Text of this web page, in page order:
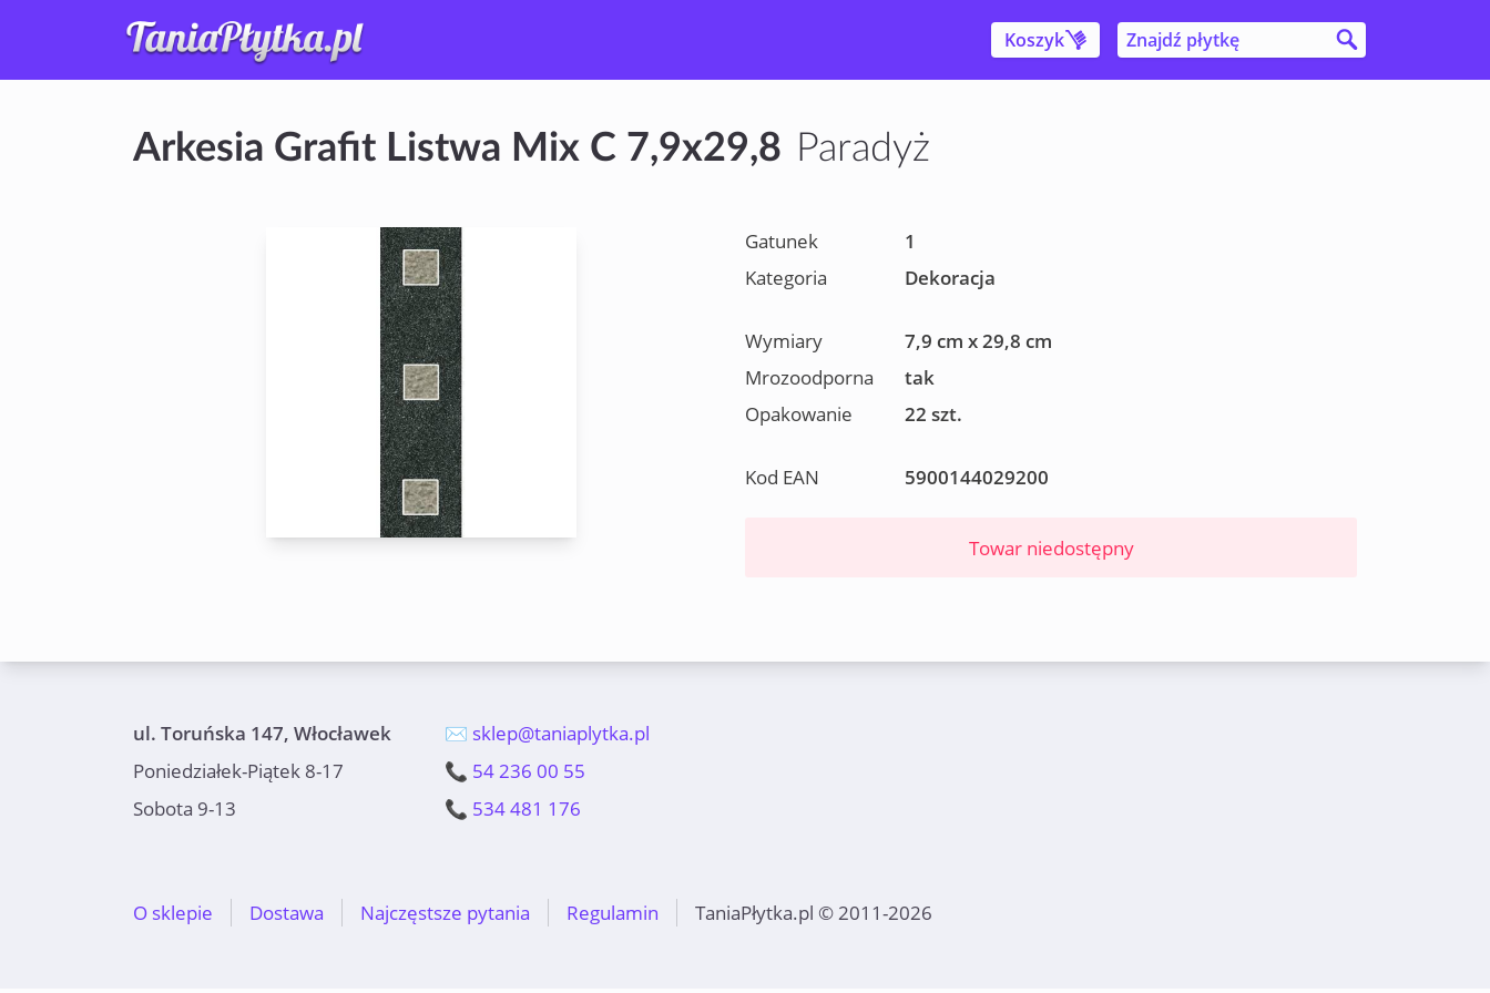
Koszyk
Arkesia Grafit Listwa Mix C 7,9x29,8 Paradyż
Gatunek
1
Kategoria
Dekoracja
Wymiary
7,9 cm x 29,8 cm
Mrozoodporna
tak
Opakowanie
22 szt.
Kod EAN 5900144029200
Towar niedostępny
ul. Toruńska 147, Włocławek
Poniedziałek-Piątek 8-17
Sobota 9-13
✉️ sklep@taniaplytka.pl
📞 54 236 00 55
📞 534 481 176
O sklepie Dostawa Najczęstsze pytania Regulamin TaniaPłytka.pl © 2011-2026